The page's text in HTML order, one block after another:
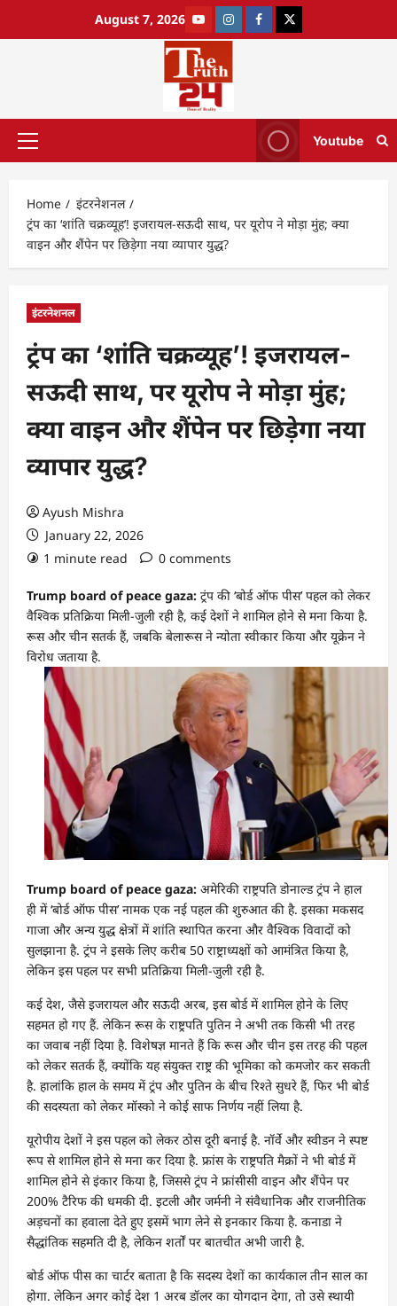
August 7, 2026
Youtube
Home
इंटरनेशनल
ट्रंप का ‘शांति चक्रव्यूह’! इजरायल-सऊदी साथ, पर यूरोप ने मोड़ा मुंह; क्या
वाइन और शैंपेन पर छिड़ेगा नया व्यापार युद्ध?
इंटरनेशनल
ट्रंप का ‘शांति चक्रव्यूह’! इजरायल-
सऊदी साथ, पर यूरोप ने मोड़ा मुंह;
क्या वाइन और शैंपेन पर छिड़ेगा नया
व्यापार युद्ध?
Ayush Mishra
January 22, 2026
1 minute read
0 comments
Trump board of peace gaza: ट्रंप की ‘बोर्ड ऑफ पीस’ पहल को लेकर
वैश्विक प्रतिक्रिया मिली-जुली रही है, कई देशों ने शामिल होने से मना किया है.
रूस और चीन सतर्क हैं, जबकि बेलारूस ने न्योता स्वीकार किया और यूक्रेन ने
विरोध जताया है.
Trump board of peace gaza: अमेरिकी राष्ट्रपति डोनाल्ड ट्रंप ने हाल
ही में ‘बोर्ड ऑफ पीस’ नामक एक नई पहल की शुरुआत की है. इसका मकसद
गाजा और अन्य युद्ध क्षेत्रों में शांति स्थापित करना और वैश्विक विवादों को
सुलझाना है. ट्रंप ने इसके लिए करीब 50 राष्ट्राध्यक्षों को आमंत्रित किया है,
लेकिन इस पहल पर सभी प्रतिक्रिया मिली-जुली रही है.
कई देश, जैसे इजरायल और सऊदी अरब, इस बोर्ड में शामिल होने के लिए
सहमत हो गए हैं. लेकिन रूस के राष्ट्रपति पुतिन ने अभी तक किसी भी तरह
का जवाब नहीं दिया है. विशेषज्ञ मानते हैं कि रूस और चीन इस तरह की पहल
को लेकर सतर्क हैं, क्योंकि यह संयुक्त राष्ट्र की भूमिका को कमजोर कर सकती
है. हालांकि हाल के समय में ट्रंप और पुतिन के बीच रिश्ते सुधरे हैं, फिर भी बोर्ड
की सदस्यता को लेकर मॉस्को ने कोई साफ निर्णय नहीं लिया है.
यूरोपीय देशों ने इस पहल को लेकर ठोस दूरी बनाई है. नॉर्वे और स्वीडन ने स्पष्ट
रूप से शामिल होने से मना कर दिया है. फ्रांस के राष्ट्रपति मैक्रों ने भी बोर्ड में
शामिल होने से इंकार किया है, जिससे ट्रंप ने फ्रांसीसी वाइन और शैंपेन पर
200% टैरिफ की धमकी दी. इटली और जर्मनी ने संवैधानिक और राजनीतिक
अड़चनों का हवाला देते हुए इसमें भाग लेने से इनकार किया है. कनाडा ने
सैद्धांतिक सहमति दी है, लेकिन शर्तों पर बातचीत अभी जारी है.
बोर्ड ऑफ पीस का चार्टर बताता है कि सदस्य देशों का कार्यकाल तीन साल का
होगा. लेकिन अगर कोई देश 1 अरब डॉलर का योगदान देगा, तो उसे स्थायी